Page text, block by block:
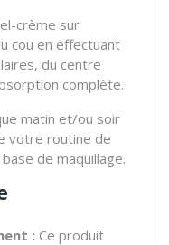
crème sur
cou en effectuant
du centre
complète.
matin et/ou soir
votre routine de
de maquillage.
: Ce produit